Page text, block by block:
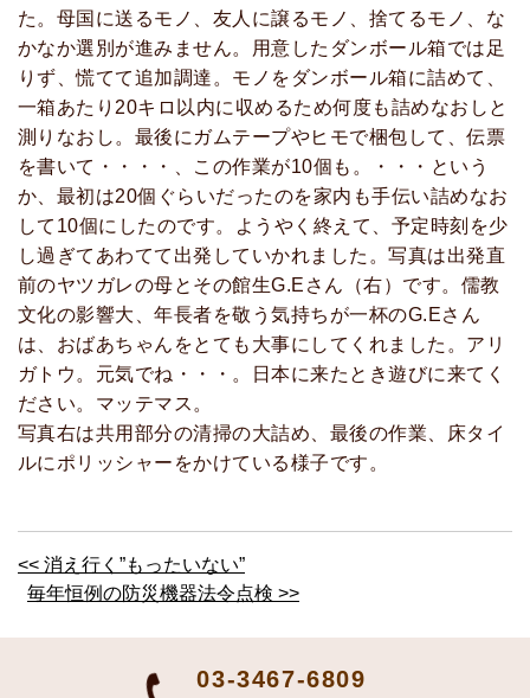
た。母国に送るモノ、友人に譲るモノ、捨てるモノ、な
かなか選別が進みません。用意したダンボール箱では足
りず、慌てて追加調達。モノをダンボール箱に詰めて、
一箱あたり20キロ以内に収めるため何度も詰めなおしと
測りなおし。最後にガムテープやヒモで梱包して、伝票
を書いて・・・・、この作業が10個も。・・・という
か、最初は20個ぐらいだったのを家内も手伝い詰めなお
して10個にしたのです。ようやく終えて、予定時刻を少
し過ぎてあわてて出発していかれました。写真は出発直
前のヤツガレの母とその館生G.Eさん（右）です。儒教
文化の影響大、年長者を敬う気持ちが一杯のG.Eさん
は、おばあちゃんをとても大事にしてくれました。アリ
ガトウ。元気でね・・・。日本に来たとき遊びに来てく
ださい。マッテマス。
写真右は共用部分の清掃の大詰め、最後の作業、床タイ
ルにポリッシャーをかけている様子です。
<< 消え行く”もったいない”
毎年恒例の防災機器法令点検 >>
03-3467-6809